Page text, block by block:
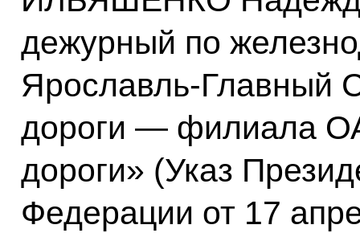
дежурный по
Ярославль-Главный
дороги — филиала
дороги» (Указ
Федерации от 17